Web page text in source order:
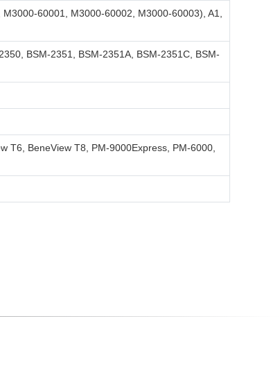
60001, M3000-60002, M3000-60003), A1,
BSM-2351, BSM-2351A, BSM-2351C, BSM-
T6, BeneView T8, PM-9000Express, PM-6000,